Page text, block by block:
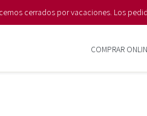
cerrados por vacaciones. Los
COMPRAR